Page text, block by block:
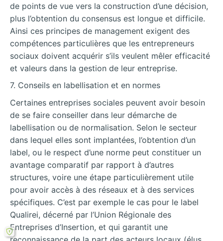
de points de vue vers la construction d’une décision,
plus l’obtention du consensus est longue et difficile.
Ainsi ces principes de management exigent des
compétences particulières que les entrepreneurs
sociaux doivent acquérir s’ils veulent mêler efficacité
et valeurs dans la gestion de leur entreprise.
7. Conseils en labellisation et en normes
Certaines entreprises sociales peuvent avoir besoin
de se faire conseiller dans leur démarche de
labellisation ou de normalisation. Selon le secteur
dans lequel elles sont implantées, l’obtention d’un
label, ou le respect d’une norme peut constituer un
avantage comparatif par rapport à d’autres
structures, voire une étape particulièrement utile
pour avoir accès à des réseaux et à des services
spécifiques. C’est par exemple le cas pour le label
Qualirei, décerné par l’Union Régionale des
Entreprises d’Insertion, et qui garantit une